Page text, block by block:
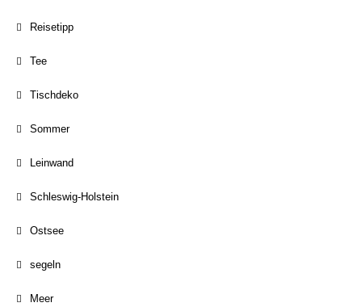
Reisetipp
Tee
Tischdeko
Sommer
Leinwand
Schleswig-Holstein
Ostsee
segeln
Meer